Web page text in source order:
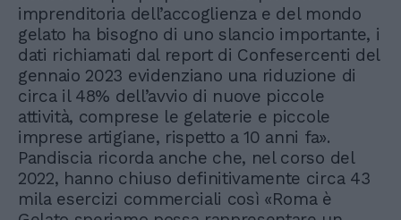
imprenditoria dell’accoglienza e del mondo
gelato ha bisogno di uno slancio importante, i
dati richiamati dal report di Confesercenti del
gennaio 2023 evidenziano una riduzione di
circa il 48% dell’avvio di nuove piccole
attività, comprese le gelaterie e piccole
imprese artigiane, rispetto a 10 anni fa».
Pandiscia ricorda anche che, nel corso del
2022, hanno chiuso definitivamente circa 43
mila esercizi commerciali così «Roma è